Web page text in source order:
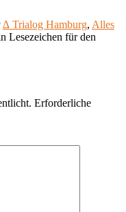
∆ Trialog Hamburg, Alles
Lesezeichen für den
Erforderliche